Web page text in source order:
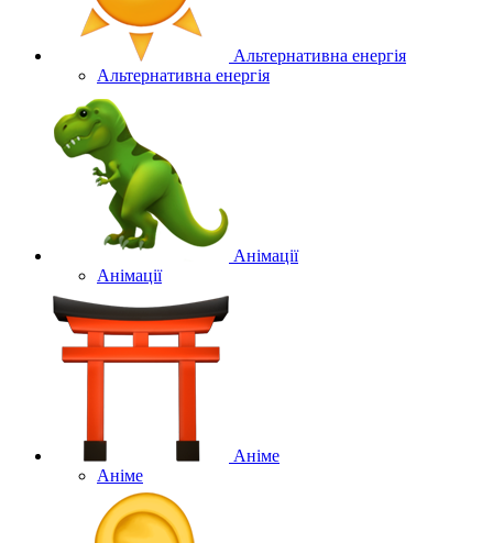
Альтернативна енергія
Альтернативна енергія
Анімації
Анімації
Аніме
Аніме